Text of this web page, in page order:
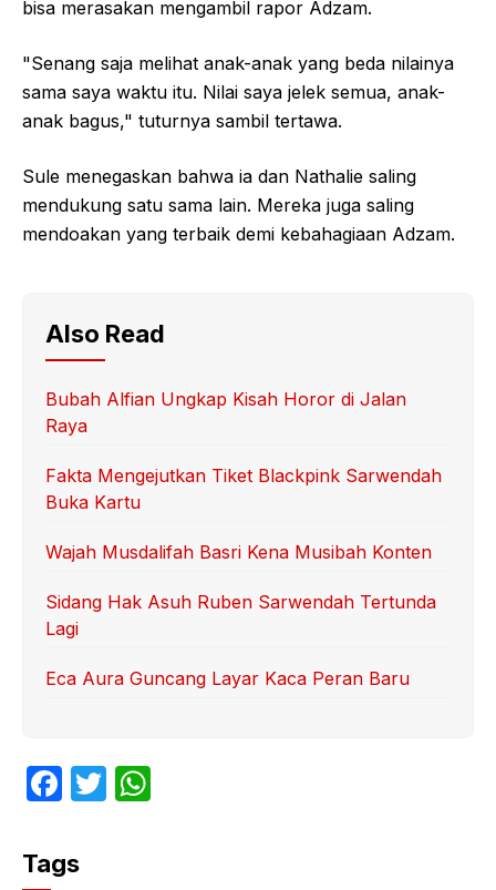
bisa merasakan mengambil rapor Adzam.
"Senang saja melihat anak-anak yang beda nilainya
sama saya waktu itu. Nilai saya jelek semua, anak-
anak bagus," tuturnya sambil tertawa.
Sule menegaskan bahwa ia dan Nathalie saling
mendukung satu sama lain. Mereka juga saling
mendoakan yang terbaik demi kebahagiaan Adzam.
Also Read
Bubah Alfian Ungkap Kisah Horor di Jalan
Raya
Fakta Mengejutkan Tiket Blackpink Sarwendah
Buka Kartu
Wajah Musdalifah Basri Kena Musibah Konten
Sidang Hak Asuh Ruben Sarwendah Tertunda
Lagi
Eca Aura Guncang Layar Kaca Peran Baru
F
c
T
Tags